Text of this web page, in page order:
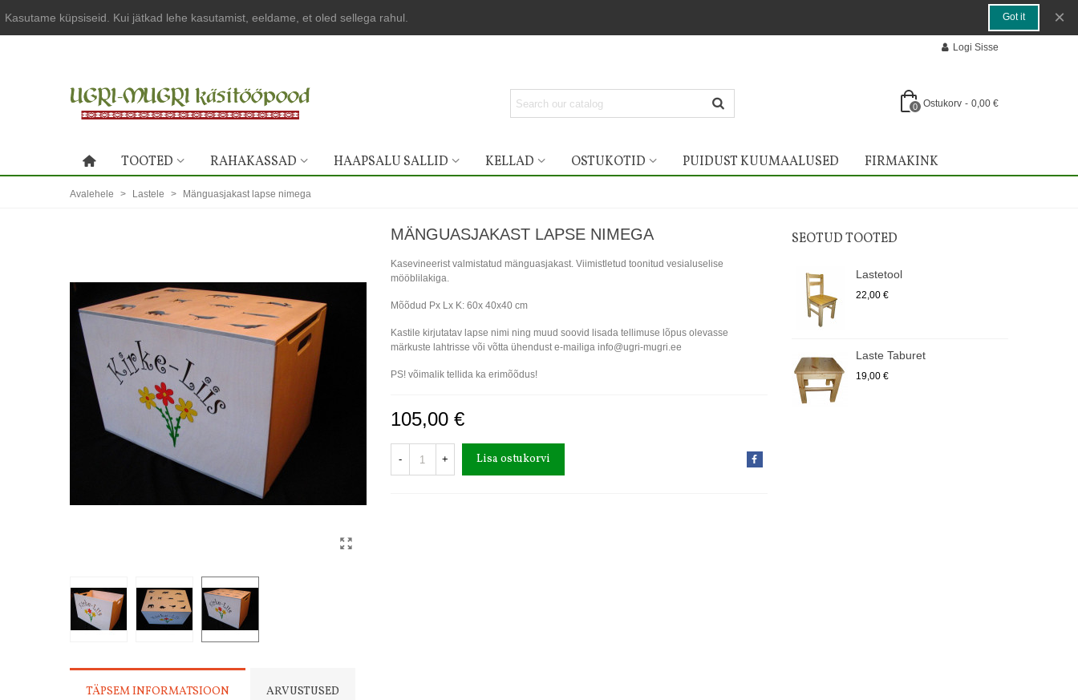
Kasutame küpsiseid. Kui jätkad lehe kasutamist, eeldame, et oled sellega rahul. Got it ×
Logi Sisse
0 Ostukorv - 0,00 €
TOOTED RAHAKASSAD HAAPSALU SALLID KELLAD OSTUKOTID PUIDUST KUUMAALUSED FIRMAKINK
Avalehele > Lastele > Mänguasjakast lapse nimega
MÄNGUASJAKAST LAPSE NIMEGA
Kasevineerist valmistatud mänguasjakast. Viimistletud toonitud vesialuselise
mööblilakiga.
Mõõdud Px Lx K: 60x 40x40 cm
Kastile kirjutatav lapse nimi ning muud soovid lisada tellimuse lõpus olevasse
märkuste lahtrisse või võtta ühendust e-mailiga info@ugri-mugri.ee
PS! võimalik tellida ka erimõõdus!
105,00 €
- + Lisa ostukorvi
SEOTUD TOOTED
Lastetool
22,00 €
Laste Taburet
19,00 €
TÄPSEM INFORMATSIOON ARVUSTUSED